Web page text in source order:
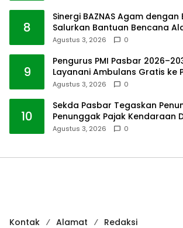
8
Sinergi BAZNAS Agam dengan
Salurkan Bantuan Bencana
Agustus 3, 2026 0
9
Pengurus PMI Pasbar
Layanani Ambulans Gratis ke
Agustus 3, 2026 0
10
Sekda Pasbar Tegaskan
Penunggak Pajak Kendaraan
Agustus 3, 2026 0
Kontak Alamat Redaksi